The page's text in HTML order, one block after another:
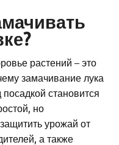
растений – это
замачивание лука
становится
но
урожай от
а также